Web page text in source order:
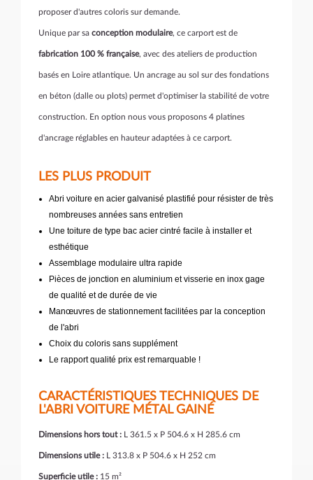
proposer d'autres coloris sur demande.
Unique par sa conception modulaire, ce carport est de
fabrication 100 % française, avec des ateliers de production
basés en Loire atlantique. Un ancrage au sol sur des fondations
en béton (dalle ou plots) permet d'optimiser la stabilité de votre
construction. En option nous vous proposons 4 platines
d'ancrage réglables en hauteur adaptées à ce carport.
LES PLUS PRODUIT
Abri voiture en acier galvanisé plastifié pour résister de très
nombreuses années sans entretien
Une toiture de type bac acier cintré facile à installer et
esthétique
Assemblage modulaire ultra rapide
Pièces de jonction en aluminium et visserie en inox gage
de qualité et de durée de vie
Manœuvres de stationnement facilitées par la conception
de l'abri
Choix du coloris sans supplément
Le rapport qualité prix est remarquable !
CARACTÉRISTIQUES TECHNIQUES DE
L'ABRI VOITURE MÉTAL GAINÉ
Dimensions hors tout : L 361.5 x P 504.6 x H 285.6 cm
Dimensions utile : L 313.8 x P 504.6 x H 252 cm
Superficie utile : 15 m²